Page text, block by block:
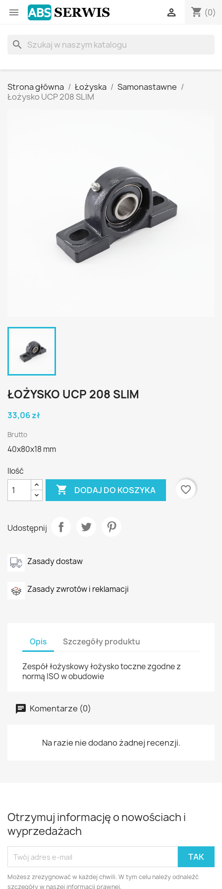
 shopping_cart (0)

search
Strona główna Łożyska
Samonastawne
Łożysko UCP 208 SLIM
ŁOŻYSKO UCP 208 SLIM
33,06 zł
Brutto
40x80x18 mm
Ilość
 DODAJ DO KOSZYKA favorite_border
Udostępnij
Zasady dostaw
Zasady zwrotów i reklamacji
Opis Szczegóły produktu
Zespół łożyskowy łożysko toczne zgodne z
normą ISO w obudowie
Komentarze (0)
Na razie nie dodano żadnej recenzji.
Otrzymuj informację o nowościach i
wyprzedażach
Możesz zrezygnować w każdej chwili. W tym celu należy odnaleźć
szczegóły w naszej informacji prawnej.